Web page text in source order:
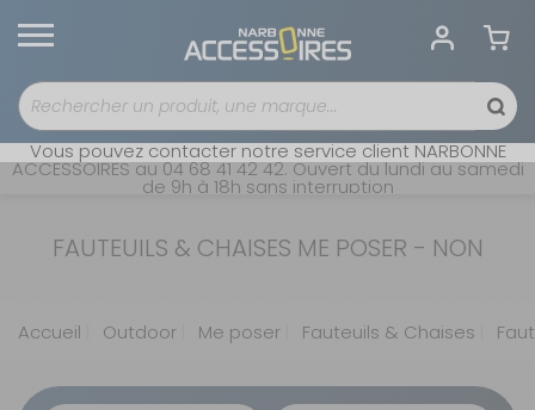
Vous pouvez contacter notre service client NARBONNE
ACCESSOIRES au 04 68 41 42 42. Ouvert du lundi au samedi
de 9h à 18h sans interruption
FAUTEUILS & CHAISES ME POSER - NON
Accueil Outdoor Me poser Fauteuils & Chaises